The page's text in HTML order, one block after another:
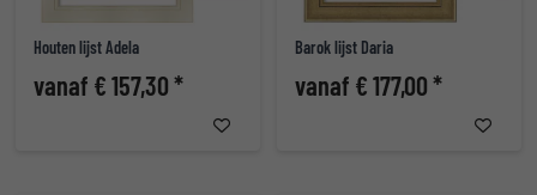
Houten lijst Adela
vanaf € 157,30 *
Barok lijst Daria
vanaf € 177,00 *